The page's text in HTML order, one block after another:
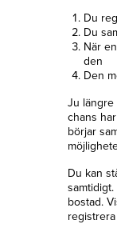
Du
Du
När
den
Den
Ju längre
chans
börjar
Du kan
bostad.